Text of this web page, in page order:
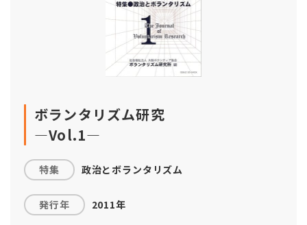
ボランタリズム研究
―Vol.1―
特集 政治とボランタリズム
発行年 2011年